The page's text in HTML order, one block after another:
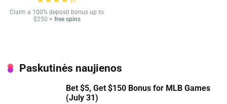
Claim a 100% deposit bonus up to
$250 + free spins
Paskutinės naujienos
Bet $5, Get $150 Bonus for MLB Games
(July 31)